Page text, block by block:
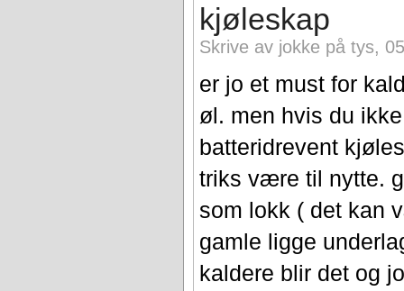
kjøleskap
Skrive av jokke på tys,
er jo et must for
øl. men hvis du
batteridrevent
triks være til nytte.
som lokk ( det kan
gamle ligge
kaldere blir det og